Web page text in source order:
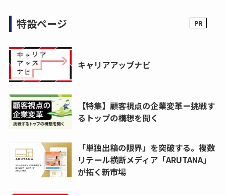
特設ページ
キャリアアップナビ
【特集】顧客視点の企業変革ー挑戦す
るトップの構想を聞く
「単独出稿の限界」を突破する。複数
リテール横断メディア「ARUTANA」
が拓く新市場